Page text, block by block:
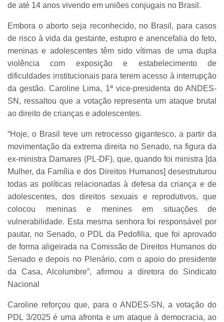
de até 14 anos vivendo em uniões conjugais no Brasil.
Embora o aborto seja reconhecido, no Brasil, para casos
de risco à vida da gestante, estupro e anencefalia do feto,
meninas e adolescentes têm sido vítimas de uma dupla
violência com exposição e estabelecimento de
dificuldades institucionais para terem acesso à interrupção
da gestão. Caroline Lima, 1ª vice-presidenta do ANDES-
SN, ressaltou que a votação representa um ataque brutal
ao direito de crianças e adolescentes.
“Hoje, o Brasil teve um retrocesso gigantesco, a partir da
movimentação da extrema direita no Senado, na figura da
ex-ministra Damares (PL-DF), que, quando foi ministra [da
Mulher, da Família e dos Direitos Humanos] desestruturou
todas as políticas relacionadas à defesa da criança e de
adolescentes, dos direitos sexuais e reprodutivos, que
colocou meninas e menines em situações de
vulnerabilidade. Esta mesma senhora foi responsável por
pautar, no Senado, o PDL da Pedofilia, que foi aprovado
de forma aligeirada na Comissão de Direitos Humanos do
Senado e depois no Plenário, com o apoio do presidente
da Casa, Alcolumbre”, afirmou a diretora do Sindicato
Nacional
Caroline reforçou que, para o ANDES-SN, a votação do
PDL 3/2025 é uma afronta e um ataque à democracia, ao